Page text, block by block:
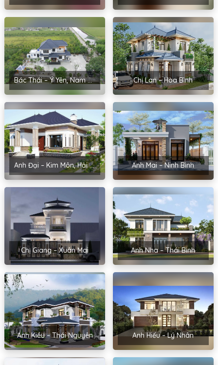
Bác Thái – Ý Yên, Nam Định Chị Lan – Hòa Bình
Anh Đại – Kim Môn, Hải Dương Anh Mai – Ninh Bình
Chị Giang – Xuân Mai Anh Nha – Thái Bình
Anh Kiều – Thái Nguyên Anh Hiếu – Lý Nhân